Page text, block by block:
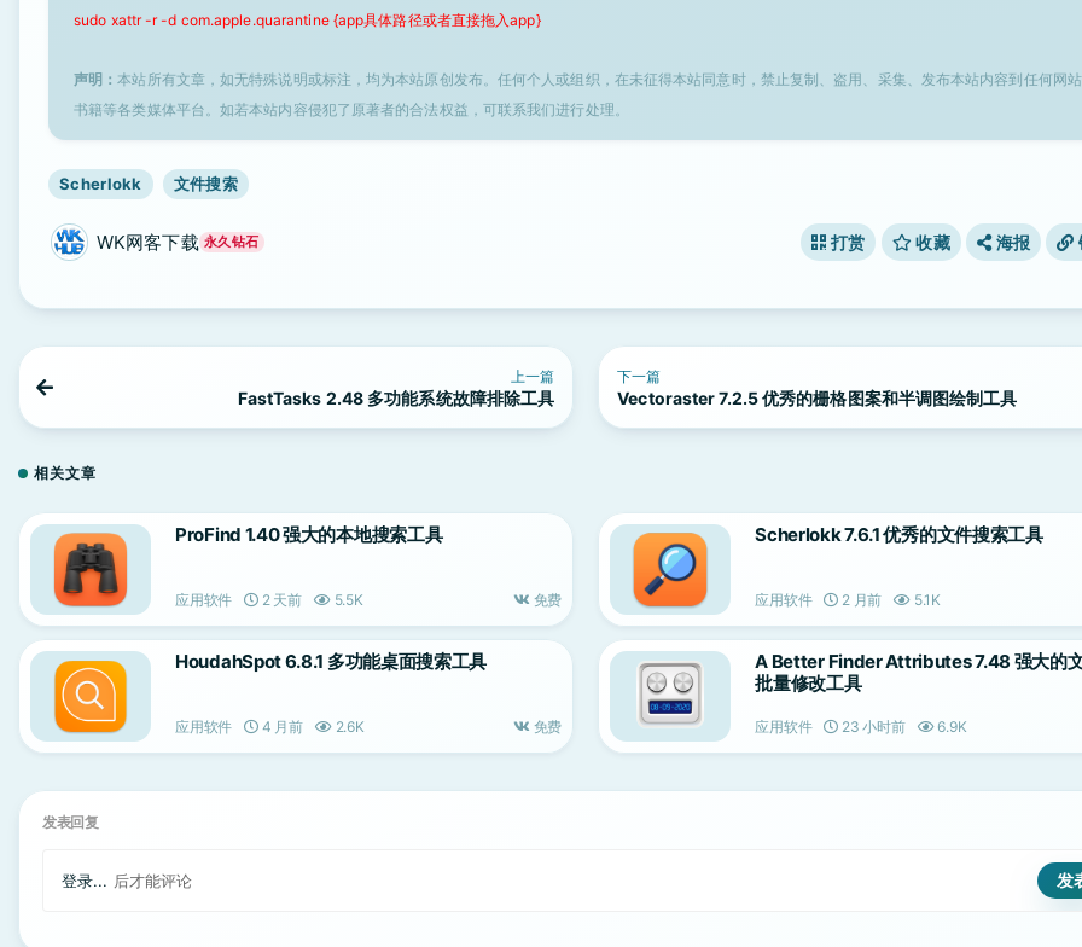
sudo xattr -r -d com.apple.quarantine {app具体路径或者直接拖入app}
声明：本站所有文章，如无特殊说明或标注，均为本站原创发布。任何个人或组织，在未征得本站同意时，禁止复制、盗用、采集、发布本站内容到任何网
书籍等各类媒体平台。如若本站内容侵犯了原著者的合法权益，可联系我们进行处理。
Scherlokk 文件搜索
WK网客下载 永久钻石 打赏 收藏 海报
上一篇
FastTasks 2.48 多功能系统故障排除工具
下一篇
Vectoraster 7.2.5 优秀的栅格图案和半调图绘制工具
相关文章
ProFind 1.40 强大的本地搜索工具
应用软件 2 天前 5.5K 免费
Scherlokk 7.6.1 优秀的文件搜索工具
应用软件 2 月前 5.1K
HoudahSpot 6.8.1 多功能桌面搜索工具
应用软件 4 月前 2.6K 免费
A Better Finder Attributes 7.48 强大的
批量修改工具
应用软件 23 小时前 6.9K
发表回复
登录... 后才能评论